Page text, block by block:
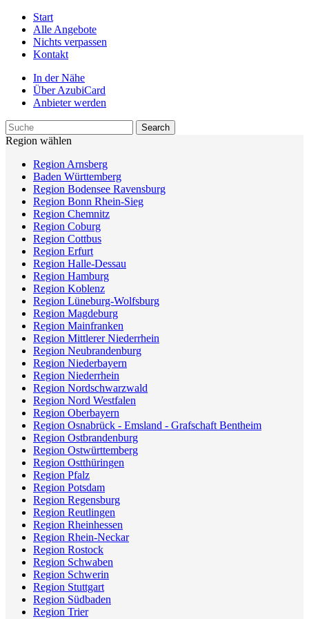
Start
Alle Angebote
Nichts verpassen
Kontakt
In der Nähe
Über AzubiCard
Anbieter werden
Region wählen
Region Arnsberg
Baden Württemberg
Region Bodensee Ravensburg
Region Bonn Rhein-Sieg
Region Chemnitz
Region Coburg
Region Cottbus
Region Erfurt
Region Halle-Dessau
Region Hamburg
Region Koblenz
Region Lüneburg-Wolfsburg
Region Magdeburg
Region Mainfranken
Region Mittlerer Niederrhein
Region Neubrandenburg
Region Niederbayern
Region Niederrhein
Region Nordschwarzwald
Region Nord Westfalen
Region Oberbayern
Region Osnabrück - Emsland - Grafschaft Bentheim
Region Ostbrandenburg
Region Ostwürttemberg
Region Ostthüringen
Region Pfalz
Region Potsdam
Region Regensburg
Region Reutlingen
Region Rheinhessen
Region Rhein-Neckar
Region Rostock
Region Schwaben
Region Schwerin
Region Stuttgart
Region Südbaden
Region Trier